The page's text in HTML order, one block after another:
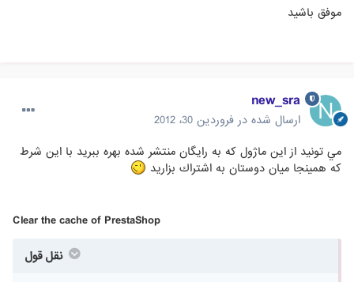
موفق باشید
new_sra
ارسال شده در فروردین 30، 2012
مي تونيد از اين ماژول كه به رايگان منتشر شده بهره ببريد با اين شرط
كه همينجا ميان دوستان به اشتراك بزاريد
Clear the cache of PrestaShop
نقل قول